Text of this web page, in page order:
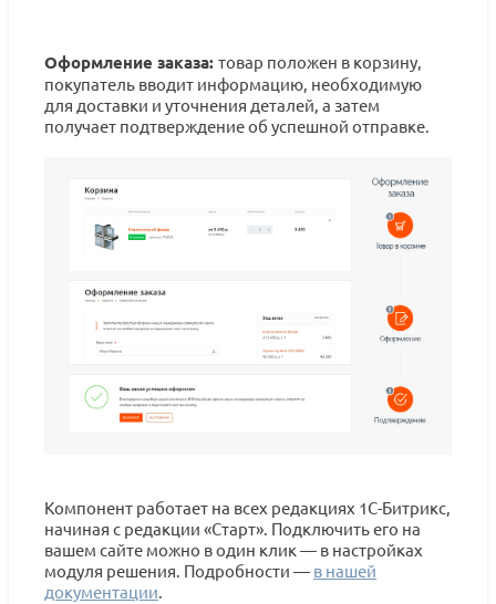
Оформление заказа: товар положен в корзину,
покупатель вводит информацию, необходимую
для доставки и уточнения деталей, а затем
получает подтверждение об успешной отправке.
Компонент работает на всех редакциях 1С-Битрикс,
начиная с редакции «Старт». Подключить его на
вашем сайте можно в один клик — в настройках
модуля решения. Подробности — в нашей
документации.